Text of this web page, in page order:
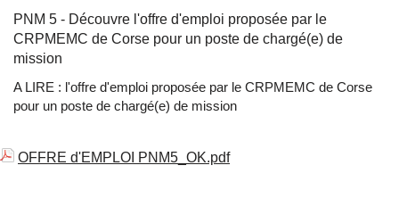
PNM 5 - Découvre l'offre d'emploi proposée par le
CRPMEMC de Corse pour un poste de chargé(e) de
mission
A LIRE : l'offre d'emploi proposée par le CRPMEMC de Corse
pour un poste de chargé(e) de mission
OFFRE d'EMPLOI PNM5_OK.pdf